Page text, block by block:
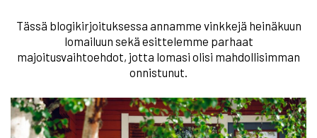
Tässä blogikirjoituksessa annamme vinkkejä heinäkuun
lomailuun sekä esittelemme parhaat
majoitusvaihtoehdot, jotta lomasi olisi mahdollisimman
onnistunut.